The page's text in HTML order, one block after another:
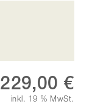
229,00 €
inkl. 19 % MwSt.